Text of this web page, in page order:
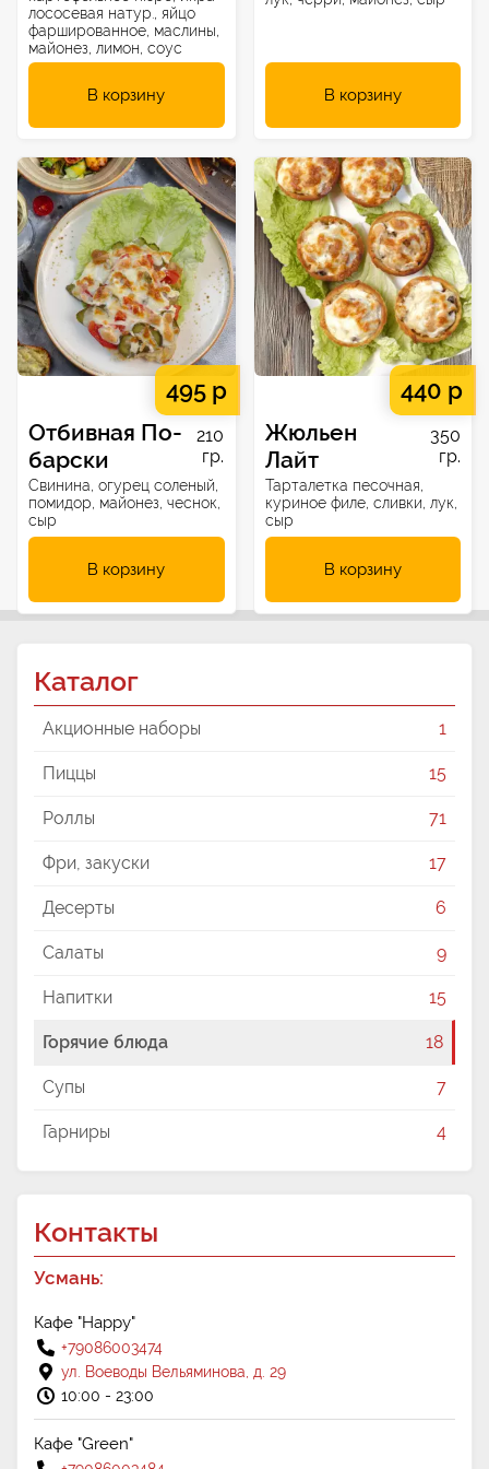
лососевая натур., яйцо
фаршированное, маслины,
майонез, лимон, соус
В корзину В корзину
495 р
Отбивная По-
барски
210
гр.
Свинина, огурец соленый,
помидор, майонез, чеснок,
сыр
В корзину
440 р
Жюльен
Лайт
350
гр.
Тарталетка песочная,
куриное филе, сливки, лук,
сыр
В корзину
Каталог
Акционные наборы 1
Пиццы 15
Роллы 71
Фри, закуски 17
Десерты 6
Салаты 9
Напитки 15
Горячие блюда 18
Супы 7
Гарниры 4
Контакты
Усмань:
Кафе "Happy"
+79086003474
ул. Воеводы Вельяминова, д. 29
10:00 - 23:00
Кафе "Green"